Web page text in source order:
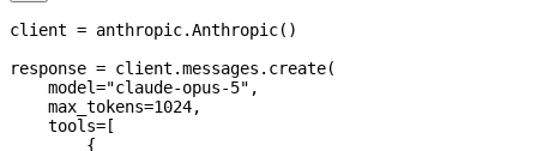
client = anthropic.Anthropic()
response = client.messages.create(
    model
="claude-opus-5" ,
    max_tokens
=1024,
    tools
=[
        {